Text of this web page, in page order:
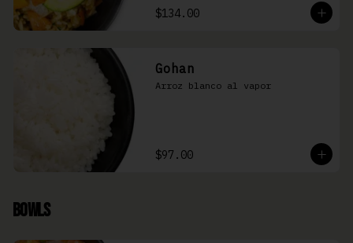
$134.00
Gohan
Arroz blanco al vapor
$97.00
Bowls